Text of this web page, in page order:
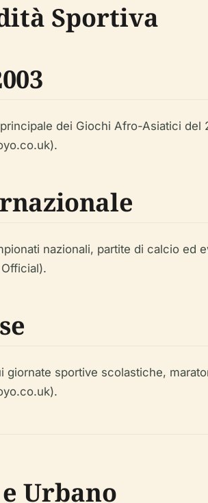
Sportiva
dei Giochi Afro-Asiatici
nazionali, partite di calcio ed
sportive scolastiche,
Urbano